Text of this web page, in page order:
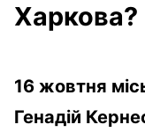
Харкова?
16 жовтня
Генадій